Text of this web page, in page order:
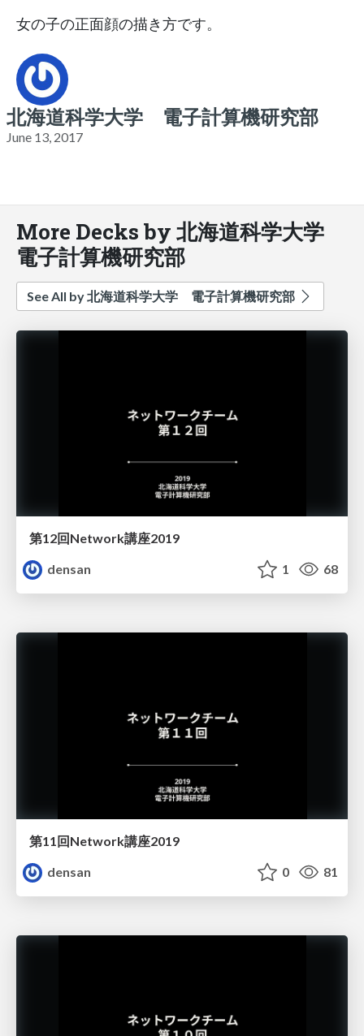
女の子の正面顔の描き方です。
北海道科学大学 電子計算機研究部
June 13, 2017
More Decks by 北海道科学大学
電子計算機研究部
See All by 北海道科学大学 電子計算機研究部
第12回Network講座2019
densan
1 68
第11回Network講座2019
densan
0 81